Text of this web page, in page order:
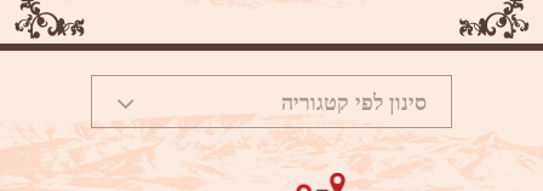
סינון לפי קטגוריה